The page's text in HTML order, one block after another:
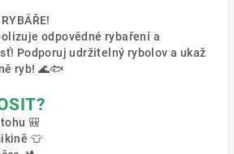
odpovědné rybaření a
Podporuj udržitelný rybolov a ukaž
ryb! 🌊🐟
🎒
👕